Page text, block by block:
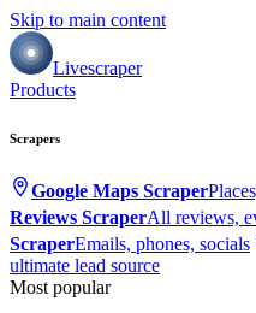
Skip to main content
Livescraper
Products
Scrapers
Google Maps Scraper
Reviews ScraperAll reviews,
ScraperEmails, phones, socials
ultimate lead source
Most popular